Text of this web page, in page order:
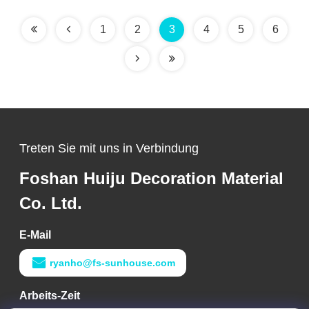
Gipskartonplatte
1 2 3 4 5 6
Treten Sie mit uns in Verbindung
Foshan Huiju Decoration Material
Co. Ltd.
E-Mail
ryanho@fs-sunhouse.com
Arbeits-Zeit